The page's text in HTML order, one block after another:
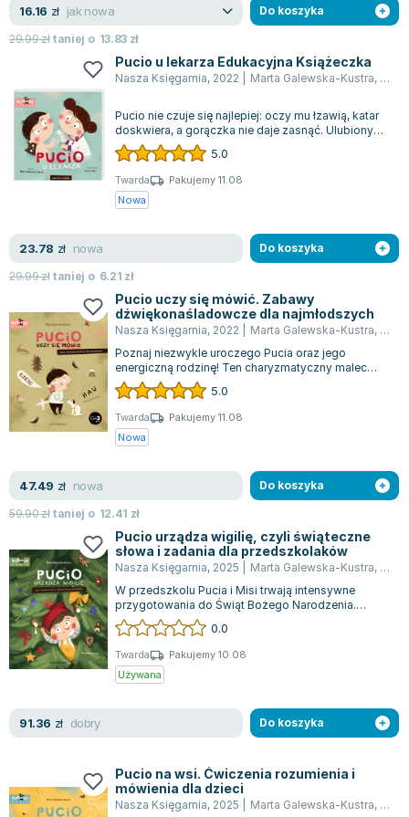
16.16 zł jak nowa
29.99złtaniej o 13.83 zł
Do koszyka
Pucio u lekarza Edukacyjna Książeczka
Nasza Księgarnia, 2022 Marta Galewska-Kustra,
Pucio nie czuje się najlepiej: oczy mu łzawią, katar
doskwiera, a gorączka nie daje zasnąć. Ulubiony
przyjaciel najmłodszych dziec...
5.0
Twarda
Pakujemy 11.08
Nowa
23.78 zł nowa
29.99złtaniej o 6.21 zł
Do koszyka
Pucio uczy się mówić. Zabawy
dźwiękonaśladowcze dla najmłodszych
Nasza Księgarnia, 2022 Marta Galewska-Kustra,
Poznaj niezwykle uroczego Pucia oraz jego
energiczną rodzinę! Ten charyzmatyczny malec
szybko stanie się ukochanym towarzyszem Two...
5.0
Twarda
Pakujemy 11.08
Nowa
47.49 zł nowa
59.90złtaniej o 12.41 zł
Do koszyka
Pucio urządza wigilię, czyli świąteczne
słowa i zadania dla przedszkolaków
Nasza Księgarnia, 2025 Marta Galewska-Kustra,
W przedszkolu Pucia i Misi trwają intensywne
przygotowania do Świąt Bożego Narodzenia.
Dzieci z zapałem tworzą dekoracje i dzielą...
0.0
Twarda
Pakujemy 10.08
Używana
91.36 zł dobry Do koszyka
Pucio na wsi. Ćwiczenia rozumienia i
mówienia dla dzieci
Nasza Księgarnia, 2025 Marta Galewska-Kustra,